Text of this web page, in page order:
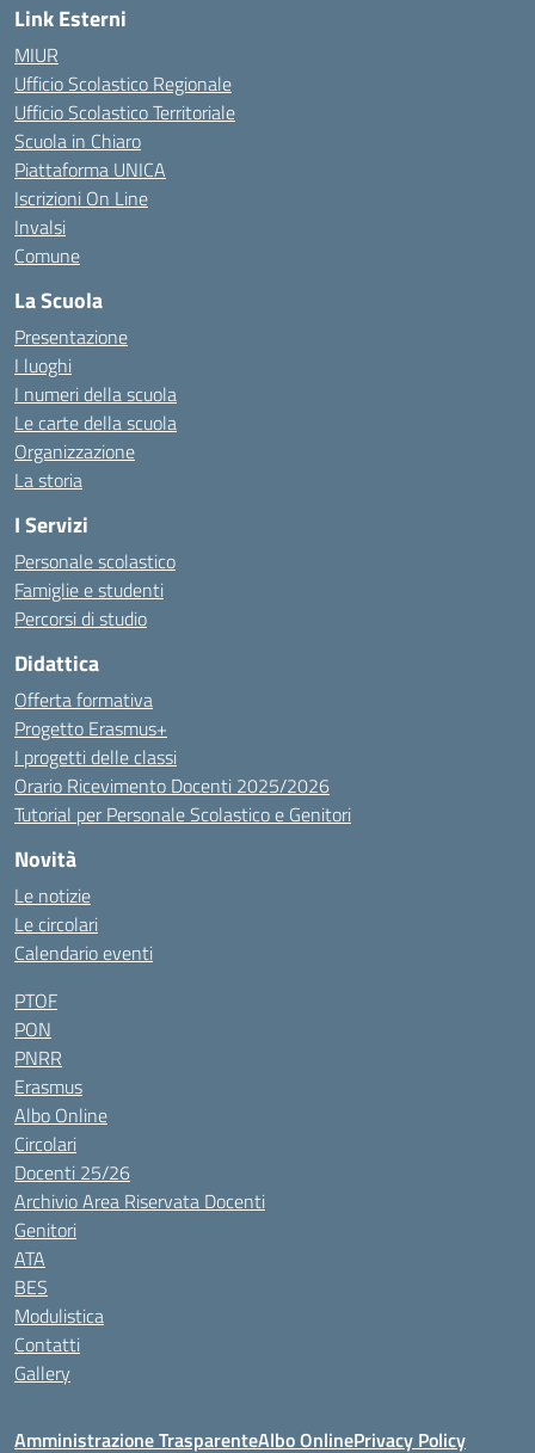
Link Esterni
MIUR
Ufficio Scolastico Regionale
Ufficio Scolastico Territoriale
Scuola in Chiaro
Piattaforma UNICA
Iscrizioni On Line
Invalsi
Comune
La Scuola
Presentazione
I luoghi
I numeri della scuola
Le carte della scuola
Organizzazione
La storia
I Servizi
Personale scolastico
Famiglie e studenti
Percorsi di studio
Didattica
Offerta formativa
Progetto Erasmus+
I progetti delle classi
Orario Ricevimento Docenti 2025/2026
Tutorial per Personale Scolastico e Genitori
Novità
Le notizie
Le circolari
Calendario eventi
PTOF
PON
PNRR
Erasmus
Albo Online
Circolari
Docenti 25/26
Archivio Area Riservata Docenti
Genitori
ATA
BES
Modulistica
Contatti
Gallery
Amministrazione TrasparenteAlbo OnlinePrivacy Policy